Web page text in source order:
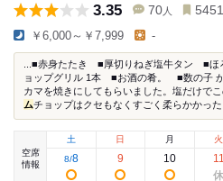
3.35 70 人 5451
￥6,000～￥7,999 -
...■赤身たたき ■厚切りねぎ塩牛タン ■
ョップグリル 1本 ■お酒の肴。 ■数の子
カマを焼きにしてもらいました。塩だけで
ムチョップはクセもなくすごく柔らかかった
空席
情報
土
8/8
日
9
月
10
火
11